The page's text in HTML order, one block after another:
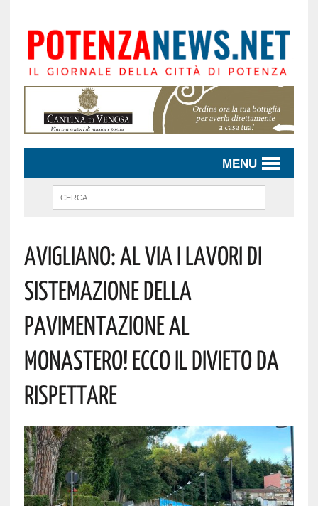
MENU
Avigliano: Al Via I Lavori Di
Sistemazione Della
Pavimentazione Al
Monastero! Ecco Il Divieto Da
Rispettare